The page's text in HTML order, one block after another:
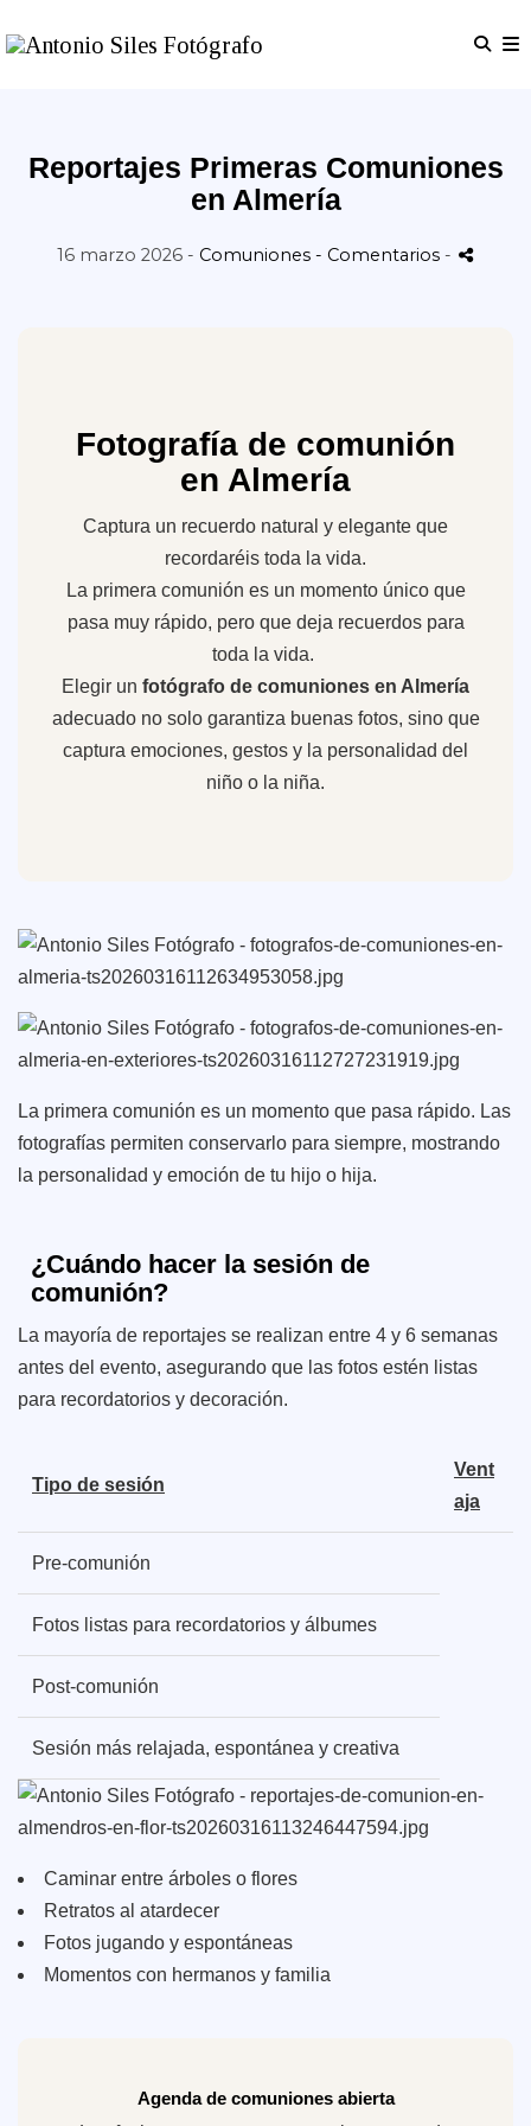
Reportajes Primeras Comuniones
en Almería
16 marzo 2026 - Comuniones - Comentarios -
Fotografía de comunión
en Almería
Captura un recuerdo natural y elegante que
recordaréis toda la vida.
La primera comunión es un momento único que
pasa muy rápido, pero que deja recuerdos para
toda la vida.
Elegir un fotógrafo de comuniones en Almería
adecuado no solo garantiza buenas fotos, sino que
captura emociones, gestos y la personalidad del
niño o la niña.
La primera comunión es un momento que pasa rápido. Las
fotografías permiten conservarlo para siempre, mostrando
la personalidad y emoción de tu hijo o hija.
¿Cuándo hacer la sesión de
comunión?
La mayoría de reportajes se realizan entre 4 y 6 semanas
antes del evento, asegurando que las fotos estén listas
para recordatorios y decoración.
Tipo de sesión
Vent
aja
Pre-comunión
Fotos listas para recordatorios y álbumes
Post-comunión
Sesión más relajada, espontánea y creativa
Caminar entre árboles o flores
Retratos al atardecer
Fotos jugando y espontáneas
Momentos con hermanos y familia
Agenda de comuniones abierta